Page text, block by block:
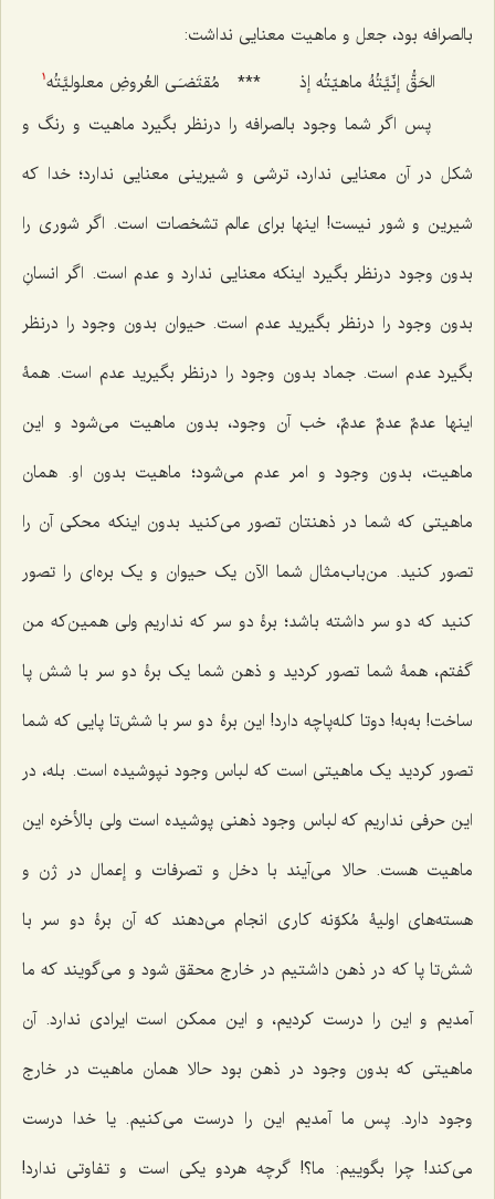
بالصرافه بود، جعل و ماهیت معنایی نداشت:
الحَقُّ إنّیَّتُهُ ماهیّتُه إذ
*** مُقتَضـَى العُروضِ معلولیَّتُه1
پس اگر شما وجود بالصرافه را درنظر بگیرد ماهیت و رنگ و
شکل در آن معنایی ندارد، ترشی و شیرینی معنایی ندارد؛ خدا که
شیرین و شور نیست! اینها برای عالم تشخصات است. اگر شوری را
بدون وجود درنظر بگیرد اینکه معنایی ندارد و عدم است. اگر انسانِ
بدون وجود را درنظر بگیرید عدم است. حیوان بدون وجود را درنظر
بگیرد عدم است. جماد بدون وجود را درنظر بگیرید عدم است. همۀ
اینها عدمٌ عدمٌ عدمٌ، خب آن وجود، بدون ماهیت می‌شود و این
ماهیت، بدون وجود و امر عدم می‌شود؛ ماهیت بدون او. همان
ماهیتی که شما در ذهنتان تصور می‌کنید بدون اینکه محکی آن را
تصور کنید. من‌باب‌مثال شما الآن یک حیوان و یک بره‌ای را تصور
کنید که دو سر داشته باشد؛ برۀ دو سر که نداریم ولی همین‌که من
گفتم، همۀ شما تصور کردید و ذهن شما یک برۀ دو سر با شش پا
ساخت! به‌به! دوتا کله‌پاچه دارد! این برۀ دو سر با شش‌تا پایی که شما
تصور کردید یک ماهیتی است که لباس وجود نپوشیده است. بله، در
این حرفی نداریم که لباس وجود ذهنی پوشیده است ولی بالأخره این
ماهیت هست. حالا می‌آیند با دخل و تصرفات و إعمال در ژن و
هسته‌های اولیۀ مُکوّنه کاری انجام می‌دهند که آن برۀ دو سر با
شش‌تا پا که در ذهن داشتیم در خارج محقق شود و می‌گویند که ما
‌آمدیم و این را درست کردیم، و این ممکن است ایرادی ندارد. آن
ماهیتی که بدون وجود در ذهن بود حالا همان ماهیت در خارج
وجود دارد. پس ما آمدیم این را درست می‌کنیم. یا خدا درست
می‌کند! چرا بگوییم: ما؟! گرچه هردو یکی است و تفاوتی ندارد!